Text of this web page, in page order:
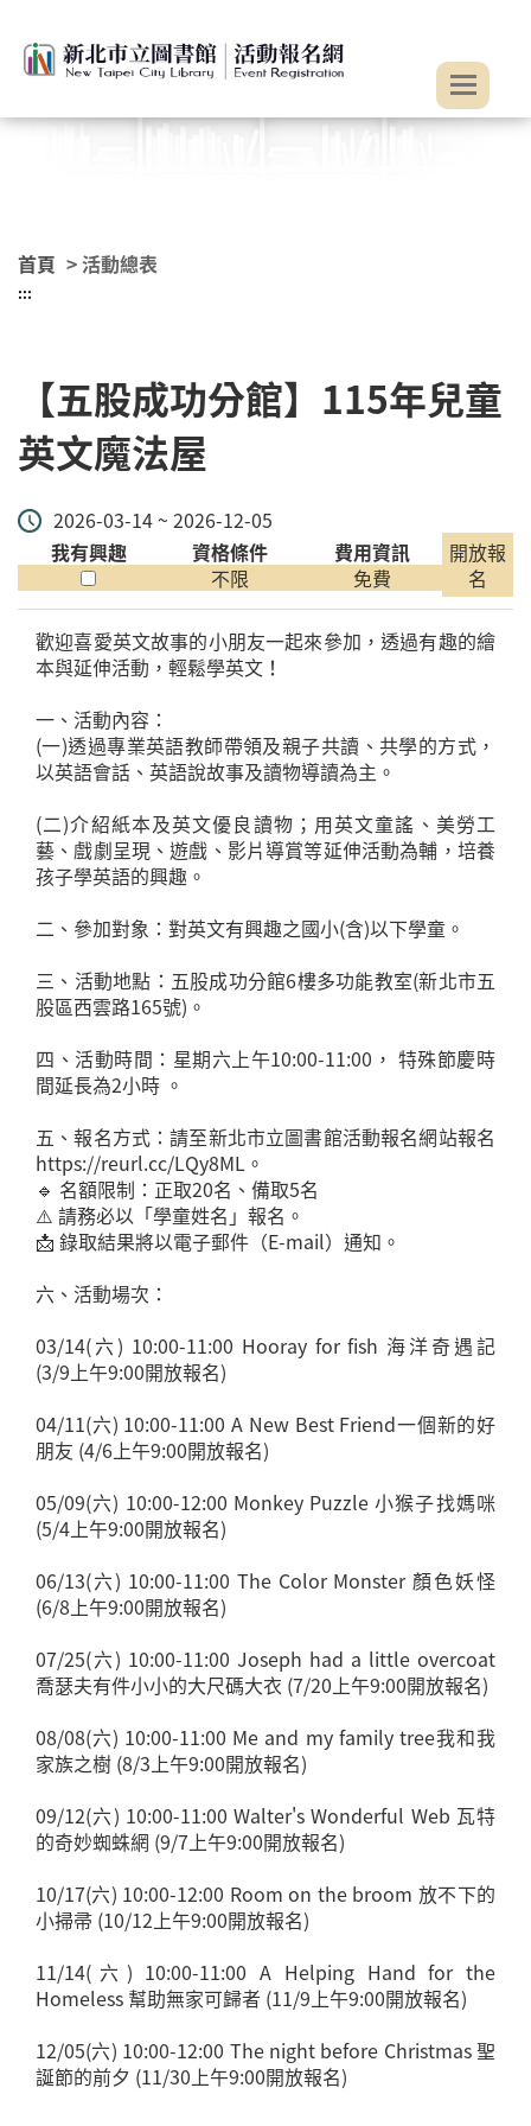
首頁 > 活動總表
:::
【五股成功分館】115年兒童
英文魔法屋
2026-03-14 ~ 2026-12-05
我有興趣
資格條件
不限
費用資訊
免費
開放報
名
歡迎喜愛英文故事的小朋友一起來參加，透過有趣的繪
本與延伸活動，輕鬆學英文！
一、活動內容：
(一)透過專業英語教師帶領及親子共讀、共學的方式，
以英語會話、英語說故事及讀物導讀為主。
(二)介紹紙本及英文優良讀物；用英文童謠、美勞工
藝、戲劇呈現、遊戲、影片導賞等延伸活動為輔，培養
孩子學英語的興趣。
二、參加對象：對英文有興趣之國小(含)以下學童。
三、活動地點：五股成功分館6樓多功能教室(新北市五
股區西雲路165號)。
四、活動時間：星期六上午10:00-11:00， 特殊節慶時
間延長為2小時 。
五、報名方式：請至新北市立圖書館活動報名網站報名
https://reurl.cc/LQy8ML。
🔹 名額限制：正取20名、備取5名
⚠️ 請務必以「學童姓名」報名。
📩 錄取結果將以電子郵件（E-mail）通知。
六、活動場次：
03/14(六) 10:00-11:00 Hooray for fish 海洋奇遇記
(3/9上午9:00開放報名)
04/11(六) 10:00-11:00 A New Best Friend一個新的好
朋友 (4/6上午9:00開放報名)
05/09(六) 10:00-12:00 Monkey Puzzle 小猴子找媽咪
(5/4上午9:00開放報名)
06/13(六) 10:00-11:00 The Color Monster 顏色妖怪
(6/8上午9:00開放報名)
07/25(六) 10:00-11:00 Joseph had a little overcoat
喬瑟夫有件小小的大尺碼大衣 (7/20上午9:00開放報名)
08/08(六) 10:00-11:00 Me and my family tree我和我
家族之樹 (8/3上午9:00開放報名)
09/12(六) 10:00-11:00 Walter's Wonderful Web 瓦特
的奇妙蜘蛛網 (9/7上午9:00開放報名)
10/17(六) 10:00-12:00 Room on the broom 放不下的
小掃帚 (10/12上午9:00開放報名)
11/14(六) 10:00-11:00 A Helping Hand for the
Homeless 幫助無家可歸者 (11/9上午9:00開放報名)
12/05(六) 10:00-12:00 The night before Christmas 聖